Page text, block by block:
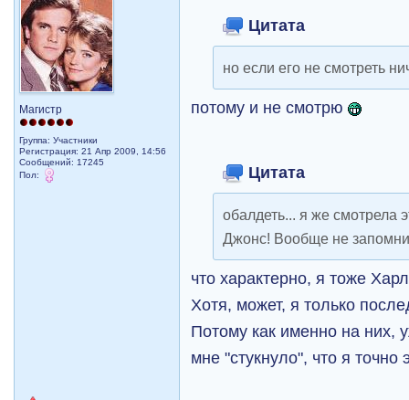
Магистр
Группа: Участники
Регистрация: 21 Апр 2009, 14:56
Сообщений: 17245
Пол:
Цитата
но если его не смотреть
потому и не смотрю
Цитата
обалдеть... я же смотрела
Джонс! Вообще не
что характерно, я тоже
Хотя, может, я только
Потому как именно на них,
мне "стукнуло", что я